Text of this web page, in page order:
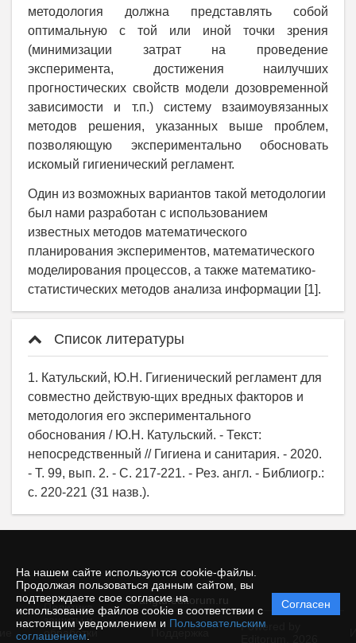
На нашем сайте используются cookie-файлы.
Продолжая пользоваться данным сайтом, вы
подтверждаете свое согласие на
использование файлов cookie в соответствии с
настоящим уведомлением и Пользовательским
соглашением
Согласен
методология должна представлять собой
оптимальную с той или иной точки зрения
(минимизации затрат на проведение
эксперимента, достижения наилучших
прогностических свойств модели дозовременной
зависимости и т.п.) систему взаимоувязанных
методов решения, указанных выше проблем,
позволяющую экспериментально обосновать
искомый гигиенический регламент.
Один из возможных вариантов такой методологии
был нами разработан с использованием
известных методов математического
планирования экспериментов, математического
моделирования процессов, а также математико-
статистических методов анализа информации [1].
Список литературы
1. Катульский, Ю.Н. Гигиенический регламент для
совместно действую-щих вредных факторов и
методология его экспериментального
обоснования / Ю.Н. Катульский. - Текст:
непосредственный // Гигиена и санитария. - 2020.
- Т. 99, вып. 2. - С. 217-221. - Рез. англ. - Библиогр.:
с. 220-221 (31 назв.).
© angtu.editorum.ru
Политика
защиты и
обработки
Powered by